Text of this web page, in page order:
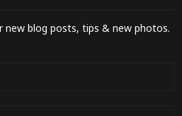
new blog posts, tips & new photos.